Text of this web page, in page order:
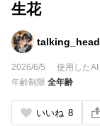
生花
talking_head
2026/6/5 使用したAI
年齢制限 全年齢
いいね 8